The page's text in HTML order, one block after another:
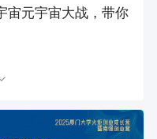
宙元宇宙大战，带你